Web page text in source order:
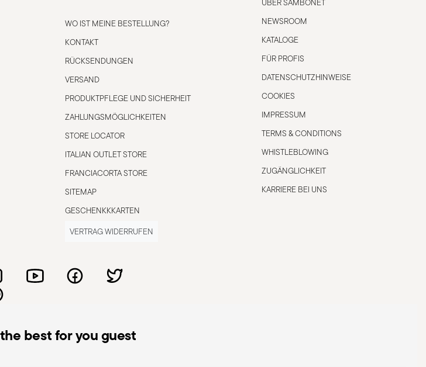
WO IST MEINE BESTELLUNG?
KONTAKT
RÜCKSENDUNGEN
VERSAND
PRODUKTPFLEGE UND SICHERHEIT
ZAHLUNGSMÖGLICHKEITEN
STORE LOCATOR
ITALIAN OUTLET STORE
FRANCIACORTA STORE
SITEMAP
GESCHENKKKARTEN
NEWSROOM
KATALOGE
FÜR PROFIS
DATENSCHUTZHINWEISE
COOKIES
IMPRESSUM
TERMS & CONDITIONS
WHISTLEBLOWING
ZUGÄNGLICHKEIT
KARRIERE BEI UNS
VERTRAG WIDERRUFEN
best for you guest